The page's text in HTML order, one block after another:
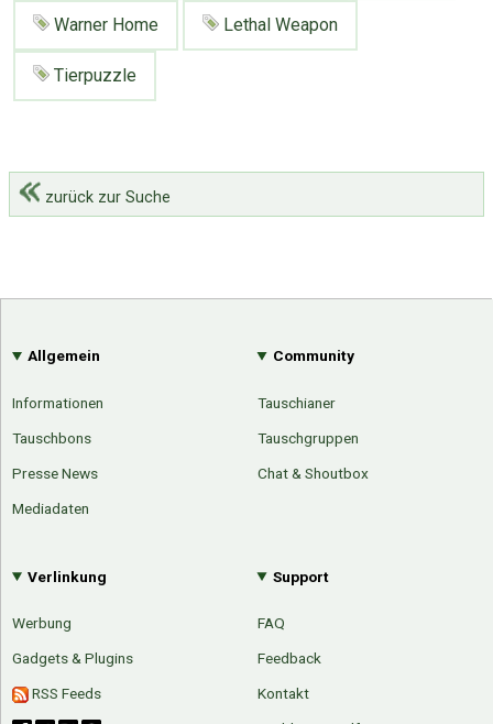
Warner Home Lethal Weapon
Tierpuzzle
zurück zur Suche
Allgemein
Informationen
Tauschbons
Presse News
Mediadaten
Community
Tauschianer
Tauschgruppen
Chat & Shoutbox
Verlinkung
Werbung
Gadgets & Plugins
RSS Feeds
Support
FAQ
Feedback
Kontakt